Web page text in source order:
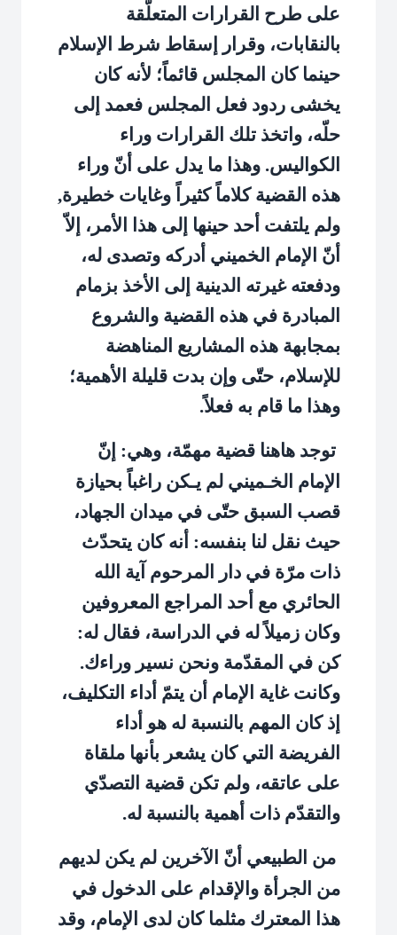
على طرح القرارات المتعلّقة
بالنقابات، وقرار إسقاط شرط الإسلام
حينما كان المجلس قائماً؛ لأنه كان
يخشى ردود فعل المجلس فعمد إلى
حلّه، واتخذ تلك القرارات وراء
الكواليس. وهذا ما يدل على أنّ وراء
هذه القضية كلاماً كثيراً وغايات خطيرة,
ولم يلتفت أحد حينها إلى هذا الأمر، إلاّ
أنّ الإمام الخميني أدركه وتصدى له،
ودفعته غيرته الدينية إلى الأخذ بزمام
المبادرة في هذه القضية والشروع
بمجابهة هذه المشاريع المناهضة
للإسلام، حتّى وإن بدت قليلة الأهمية؛
وهذا ما قام به فعلاً.
توجد هاهنا قضية مهمّة، وهي: إنّ
الإمام الخـميني لم يـكن راغباً بحيازة
قصب السبق حتّى في ميدان الجهاد،
حيث نقل لنا بنفسه: أنه كان يتحدّث
ذات مرّة في دار المرحوم آية الله
الحائري مع أحد المراجع المعروفين
وكان زميلاً له في الدراسة، فقال له:
كن في المقدّمة ونحن نسير وراءك.
وكانت غاية الإمام أن يتمّ أداء التكليف،
إذ كان المهم بالنسبة له هو أداء
الفريضة التي كان يشعر بأنها ملقاة
على عاتقه، ولم تكن قضية التصدّي
والتقدّم ذات أهمية بالنسبة له.
من الطبيعي أنّ الآخرين لم يكن لديهم
من الجرأة والإقدام على الدخول في
هذا المعترك مثلما كان لدى الإمام، وقد